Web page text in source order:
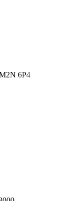
6P4